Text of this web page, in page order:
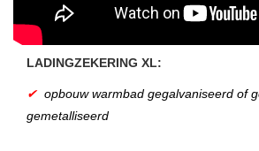
LADINGZEKERING XL:
✔ opbouw warmbad gegalvaniseerd of
gemetalliseerd